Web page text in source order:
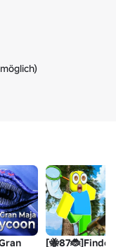
[🐝87🐞]Finde